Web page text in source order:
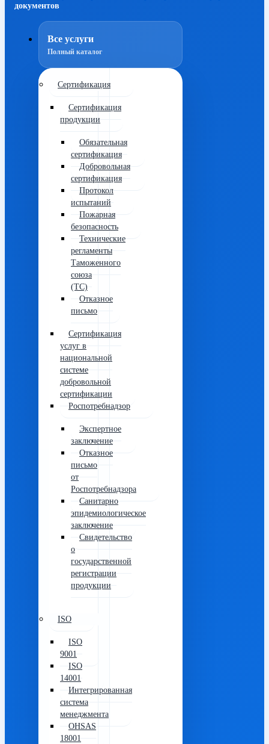
документов
Все услуги
Полный каталог
Сертификация
Сертификация
продукции
Обязательная
сертификация
Добровольная
сертификация
Протокол
испытаний
Пожарная
безопасность
Технические
регламенты
Таможенного
союза
(ТС)
Отказное
письмо
Сертификация
услуг в
национальной
системе
добровольной
сертификации
Роспотребнадзор
Экспертное
заключение
Отказное
письмо
от
Роспотребнадзора
Санитарно
эпидемиологическое
заключение
Свидетельство
о
государственной
регистрации
продукции
ISO
ISO
9001
ISO
14001
Интегрированная
система
менеджмента
OHSAS
18001